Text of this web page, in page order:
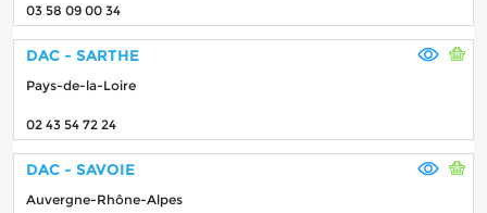
03 58 09 00 34
DAC - SARTHE
Pays-de-la-Loire
02 43 54 72 24
DAC - SAVOIE
Auvergne-Rhône-Alpes